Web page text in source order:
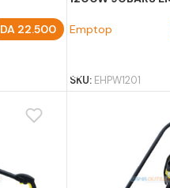
DA22.500 Emptop
SKU: EHPW1201